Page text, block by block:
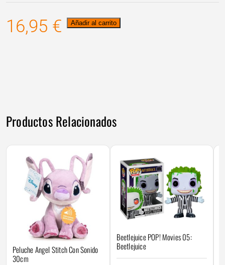
16,95 €
Puzzles
Añadir al carrito
Productos Relacionados
Peluche Angel Stitch Con Sonido
30cm
Beetlejuice POP! Movies 05:
Beetlejuice